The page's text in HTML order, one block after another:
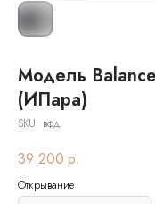
Модель
(ИПара)
SKU: вфд
39 200 р.
Открывание